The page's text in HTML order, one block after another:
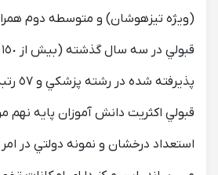
(ویژه تیزهوشان) و متوسطه دوم
قبولي اكثریت دانش آموزان پایه نهم
استعداد درخشان و نمونه دولتي در